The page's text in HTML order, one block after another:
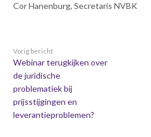
Cor Hanenburg, Secretaris NVBK
Vorig bericht
Webinar terugkijken over
de juridische
problematiek bij
prijsstijgingen en
leverantieproblemen?